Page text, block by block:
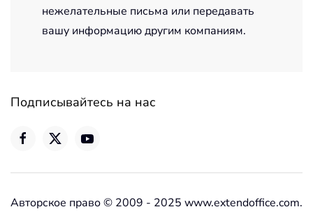
нежелательные письма или передавать
вашу информацию другим компаниям.
Подписывайтесь на нас
Авторское право © 2009 - 2025 www.extendoffice.com.